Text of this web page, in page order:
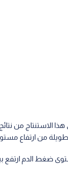
من ارتفاع
ضغط الدم ارتفع